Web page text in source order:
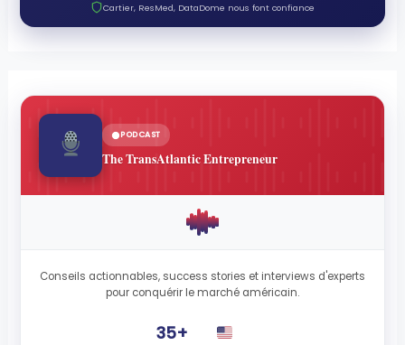
Cartier, ResMed, DataDome nous font confiance
PODCAST
The TransAtlantic Entrepreneur
Conseils actionnables, success stories et interviews d'experts
pour conquérir le marché américain.
35+